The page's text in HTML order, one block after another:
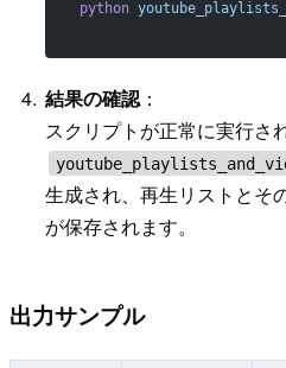
python
結果の確認：
スクリプトが正常に実行さ
生成され、再生リストとそ
が保存されます。
出力サンプル